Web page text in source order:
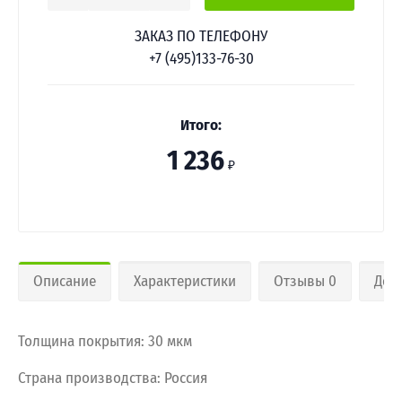
ЗАКАЗ ПО ТЕЛЕФОНУ
+7 (495)133-76-30
Итого:
1 236 ₽
Описание Характеристики Отзывы 0
Толщина покрытия: 30 мкм
Страна производства: Россия